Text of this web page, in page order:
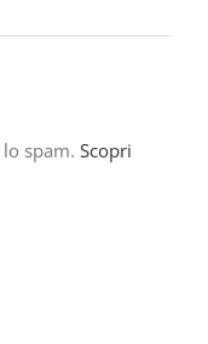
spam. Scopri